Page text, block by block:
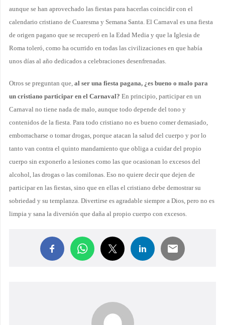
aunque se han aprovechado las fiestas para hacerlas coincidir con el
calendario cristiano de Cuaresma y Semana Santa. El Carnaval es una fiesta
de origen pagano que se recuperó en la Edad Media y que la Iglesia de
Roma toleró, como ha ocurrido en todas las civilizaciones en que había
unos días al año dedicados a celebraciones desenfrenadas.
Otros se preguntan que, al ser una fiesta pagana, ¿es bueno o malo para
un cristiano participar en el Carnaval? En principio, participar en un
Carnaval no tiene nada de malo, aunque todo depende del tono y
contenidos de la fiesta. Para todo cristiano no es bueno comer demasiado,
emborracharse o tomar drogas, porque atacan la salud del cuerpo y por lo
tanto van contra el quinto mandamiento que obliga a cuidar del propio
cuerpo sin exponerlo a lesiones como las que ocasionan lo excesos del
alcohol, las drogas o las comilonas. Eso no quiere decir que dejen de
participar en las fiestas, sino que en ellas el cristiano debe demostrar su
sobriedad y su templanza. Divertirse es agradable siempre a Dios, pero no es
limpia y sana la diversión que daña al propio cuerpo con excesos.